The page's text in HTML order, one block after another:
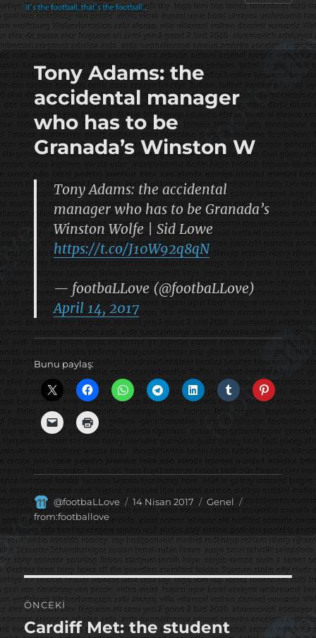
footbaLLove
Tony Adams: the
accidental manager
who has to be
Granada’s Winston W
Tony Adams: the accidental
manager who has to be Granada’s
Winston Wolfe | Sid Lowe
https://t.co/J10W92q8qN
— footbaLLove (@footbaLLove)
April 14, 2017
Bunu paylaş:
Yazar
@footbaLLove
Yayın
14 Nisan 2017 Kategoriler
Genel
Etiketler
from:footballove
Yazı
gezinmesi
ÖNCEKI
Önceki
Cardiff Met: the student